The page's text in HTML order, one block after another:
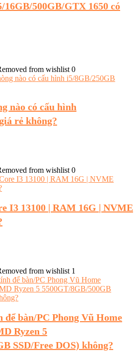
500GB/GTX 1650 có
from wishlist 0
nào có cấu hình
rẻ không?
from wishlist 0
I3 13100 | RAM 16G | NVME
from wishlist 1
để bàn/PC Phong Vũ Home
Ryzen 5
SSD/Free DOS) không?